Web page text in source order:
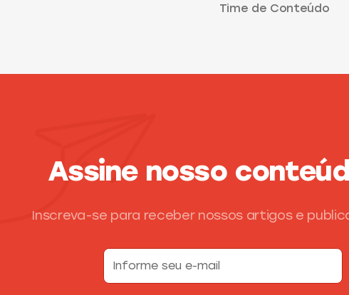
Time de Conteúdo
Assine nosso
Inscreva-se para receber nossos artigos e